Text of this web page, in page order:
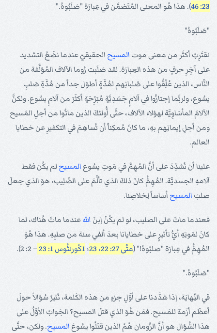
23: 46
). هذا هُو المعنى المُتَضمَّن في عِبارَة "صَلَبُوهُ."
"صَلَبُوهُ"
نقتَرِبُ أكثَر من معنى موت المسيح الحقيقيّ عندما نضَعُ التشديد
على آخِِرِ حرفٍ من هذه العِبارَة. لقد صَلَبت رُوما الآلاف المُؤلَّفة من
النَّاس، الذين عُلِّقُوا على صُلبانِهم لمُدَّةٍ أطوَل جداً من مُدَّةِ صَلبِ
يسُوع، ولربَّما إجتازُوا في آلامٍ جَسَدِيَّةٍ مُبَرِّحَةٍ أكثَرَ من آلامِ يسُوع. ولكنَّ
الآلامَ المأسَاوِيَّة لهؤلاء الآلاف، حتَّى أُولئكَ الذين ماتُوا من أجلِ المَسيح
ومن أجلِ إيمانِهم بهِ، ما كانَ مُمكِناً أن تُساهِمَ في التكفيرِ عن خطايا
العالم.
علينا أن نُشدِّدَ على أنَّ المُهِمَّ في مَوتِ يسُوع المسيح لم يكُن فقط
آلامهِ الجسديَّة. المُهِمُّ كانَ ذلكَ الذي تألَّمَ على الصَّلِيب، هوَ الذي جعلَ
صلبَ المسيح أساساً لِخلاصِنا.
فعندما ماتَ على الصليب، لو لم يكُنْ إبنَ اللهعندما ماتَ هُناك، لما
كانَ لمَوتِهِ أيُّ تأثيرٍ على خطايانا بعدَ ألفي سنة من صلبِهِ. هذا هُوَ
المُهِمُّ في عِبارَة "صلبُوهُ!" (متَّى 27: 22، 23 ؛ 1كُورنثُوس 1: 23 – 2: 2).
"صَلَبُوهُ."
في النِّهايَة، إذا شدَّدنا على أوَّلِ جزءٍ من هذه الكَلمة، نُثيرُ سُؤالاً حولَ
أعظَم أزَمة للمَسيح. فمَن هُوَ الذي قتلَ المسيح؟ الجَوابُ الأوَّلُ على
هذا السُّؤال هو أنَّ الرُّومان هُمُ الذين قتَلُوا يسُوعَ المسيح. ولكن، حتَّى